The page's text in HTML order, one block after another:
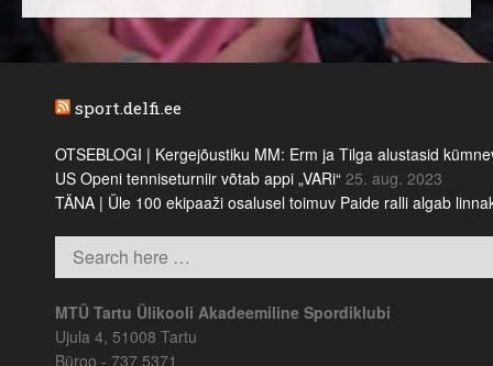
sport.delfi.ee
OTSEBLOGI | Kergejõustiku MM: Erm ja Tilga alustasid
US Openi tenniseturniir võtab appi „VARi“ 25. aug. 2023
TÄNA | Üle 100 ekipaaži osalusel toimuv Paide ralli algab
MTÜ Tartu Ülikooli Akadeemiline Spordiklubi
Ujula 4, 51008 Tartu
Büroo - 737 5371